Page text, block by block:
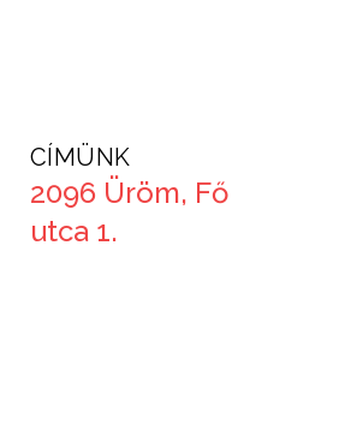
CÍMÜNK
2096 Üröm, Fő
utca 1.